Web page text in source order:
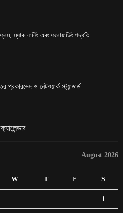
ম্যাক লার্নিং এবং ফরোয়ার্ডিং পদ্ধতি
প্রকারভেদ ও নেটওয়ার্ক স্ট্যান্ডার্ড
ক্যালেন্ডার
August 2026
W T F S
1